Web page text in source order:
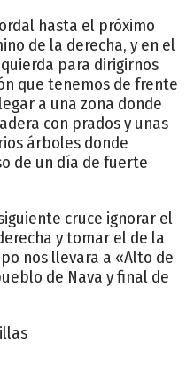
hasta el próximo
de la derecha, y en el
para dirigirnos
que tenemos de frente
a una zona donde
con prados y unas
árboles donde
de un día de fuerte
cruce ignorar el
y tomar el de la
nos llevara a «Alto de
de Nava y final de